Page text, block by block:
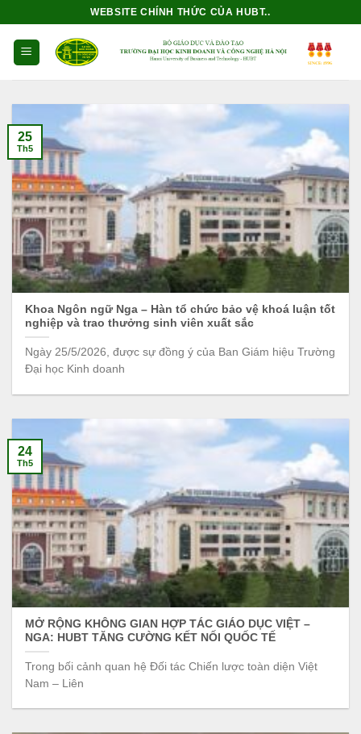
dung
WEBSITE CHÍNH THỨC CỦA HUBT..
Khoa Ngôn ngữ Nga – Hàn tổ chức bảo vệ khoá luận tốt
nghiệp và trao thưởng sinh viên xuất sắc
Ngày 25/5/2026, được sự đồng ý của Ban Giám hiệu Trường
Đại học Kinh doanh
25
Th5
MỞ RỘNG KHÔNG GIAN HỢP TÁC GIÁO DỤC VIỆT –
NGA: HUBT TĂNG CƯỜNG KẾT NỐI QUỐC TẾ
Trong bối cảnh quan hệ Đối tác Chiến lược toàn diện Việt
Nam – Liên
24
Th5